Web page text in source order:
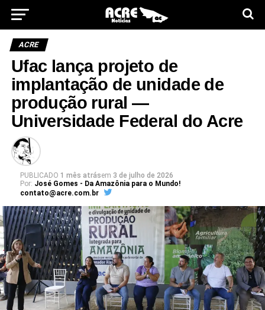
ACRE
Ufac lança projeto de
implantação de unidade de
produção rural —
Universidade Federal do Acre
PUBLICADO 1 mês atrásem 3 de julho de 2026
Por: José Gomes - Da Amazônia para o Mundo!
contato@acre.com.br